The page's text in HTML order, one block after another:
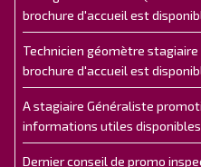
brochure d'accueil est
Technicien géomètre
brochure d'accueil est
A stagiaire Généraliste
informations utiles
Dernier conseil de promo